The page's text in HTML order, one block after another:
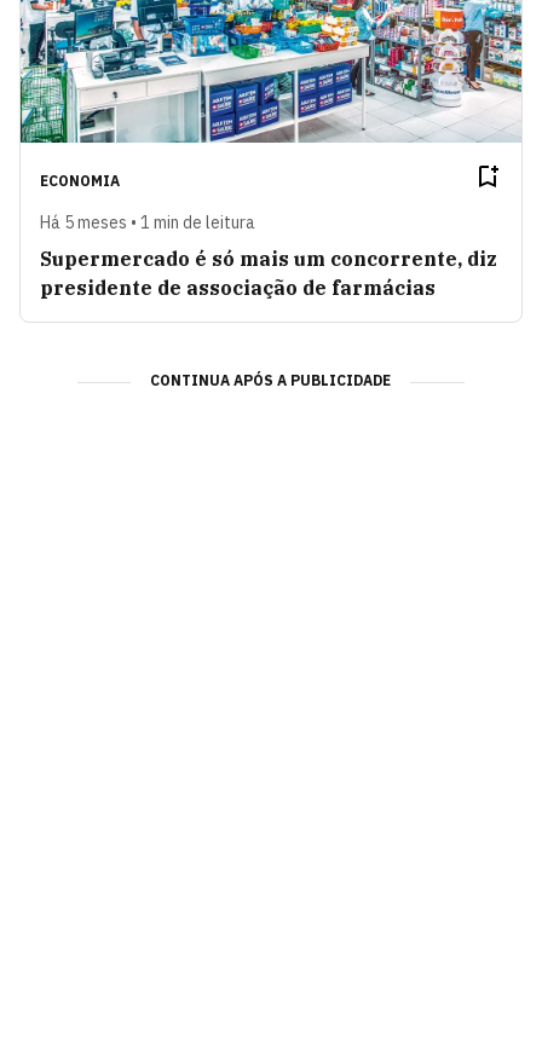
ECONOMIA
Há 5 meses • 1 min de leitura
Supermercado é só mais um concorrente, diz
presidente de associação de farmácias
CONTINUA APÓS A PUBLICIDADE